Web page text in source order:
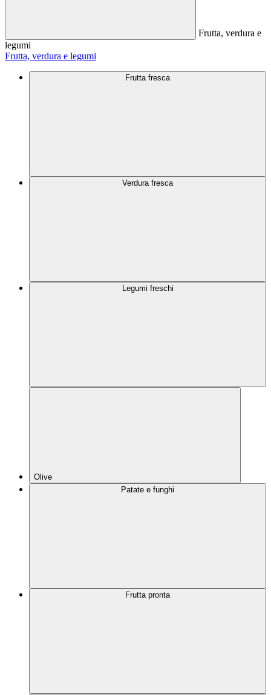
Frutta, verdura e
legumi
Frutta, verdura e legumi
Frutta fresca
Verdura fresca
Legumi freschi
Olive
Patate e funghi
Frutta pronta